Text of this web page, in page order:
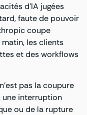
d’IA jugées
faute de pouvoir
coupe
matin, les clients
et des workflows
pas la coupure
une interruption
ou de la rupture